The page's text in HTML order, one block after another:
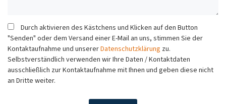
Durch aktivieren des Kästchens und Klicken auf den Button
"Senden" oder dem Versand einer E-Mail an uns, stimmen Sie der
Kontaktaufnahme und unsererDatenschutzklärung zu.
Selbstverständlich verwenden wir Ihre Daten / Kontaktdaten
ausschließlich zur Kontaktaufnahme mit Ihnen und geben diese nicht
an Dritte weiter.